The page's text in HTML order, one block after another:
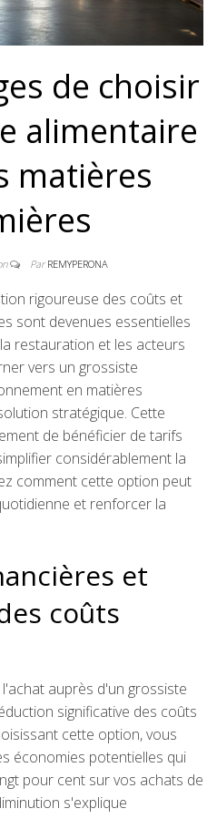
de choisir
alimentaire
matières
ParREMYPERONA
rigoureuse des coûts et
sont devenues essentielles
restauration et les acteurs
vers un grossiste
en matières
stratégique. Cette
de bénéficier de tarifs
considérablement la
comment cette option peut
et renforcer la
et
coûts
auprès d'un grossiste
significative des coûts
cette option, vous
économies potentielles qui
pour cent sur vos achats de
s'explique